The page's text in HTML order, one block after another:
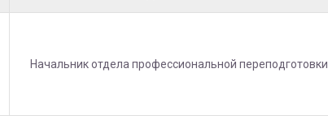
Начальник отдела профессиональной переподготовки